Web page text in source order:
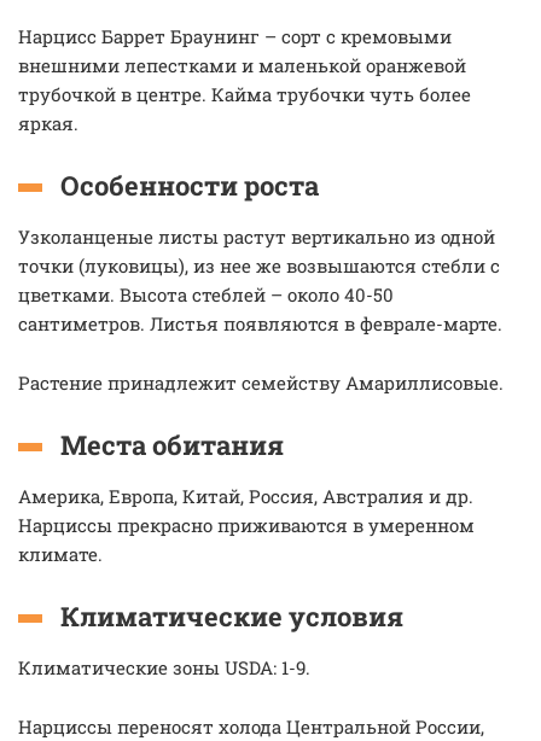
Нарцисс Баррет Браунинг – сорт с кремовыми
внешними лепестками и маленькой оранжевой
трубочкой в центре. Кайма трубочки чуть более
яркая.
Особенности роста
Узколанценые листы растут вертикально из одной
точки (луковицы), из нее же возвышаются стебли с
цветками. Высота стеблей – около 40-50
сантиметров. Листья появляются в феврале-марте.
Растение принадлежит семейству Амариллисовые.
Места обитания
Америка, Европа, Китай, Россия, Австралия и др.
Нарциссы прекрасно приживаются в умеренном
климате.
Климатические условия
Климатические зоны USDA: 1-9.
Нарциссы переносят холода Центральной России,